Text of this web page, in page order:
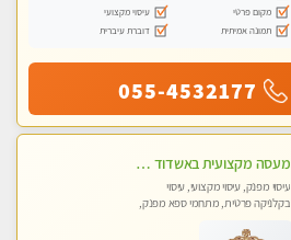
מקום פרטי
עיסוי מקצועי
תמונה אמיתית
דוברת עיברית
055-4532177
מעסה מקצועית באשדוד חדשה צעירה ואיכותית לעיסוי מרגיע ומפנק VIP-מומלץ לחלוטין! פרטי! ​​​​​​ Highly recommended
עיסוי מפנק, עיסוי מקצועי, עיסוי
בקלניקה פרטית, מתחמי ספא מפנק,